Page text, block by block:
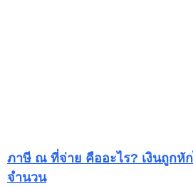
ภาษี ณ ที่จ่าย คืออะไร? เงินถูกหั
จำนวน